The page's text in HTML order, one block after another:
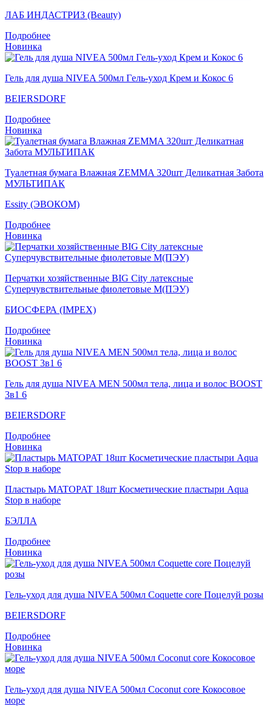
ЛАБ ИНДАСТРИЗ (Beauty)
Подробнее
Новинка
Гель для душа NIVEA 500мл Гeль-уход Крем и Кокос 6
BEIERSDORF
Подробнее
Новинка
Туалетная бумага Влажная ZEMMA 320шт Деликатная Забота
МУЛЬТИПАК
Essity (ЭВОКОМ)
Подробнее
Новинка
Перчатки хозяйственные BIG City латексные
Суперчувствительные фиолетовые M(ПЭУ)
БИОСФЕРА (IMPEX)
Подробнее
Новинка
Гель для душа NIVEA MEN 500мл тела, лица и волос BOOST
3в1 6
BEIERSDORF
Подробнее
Новинка
Пластырь MATOPAT 18шт Косметические пластыри Aqua
Stop в наборе
БЭЛЛА
Подробнее
Новинка
Гель-уход для душа NIVEA 500мл Coquette core Поцелуй розы
BEIERSDORF
Подробнее
Новинка
Гель-уход для душа NIVEA 500мл Coconut core Кокосовое
море